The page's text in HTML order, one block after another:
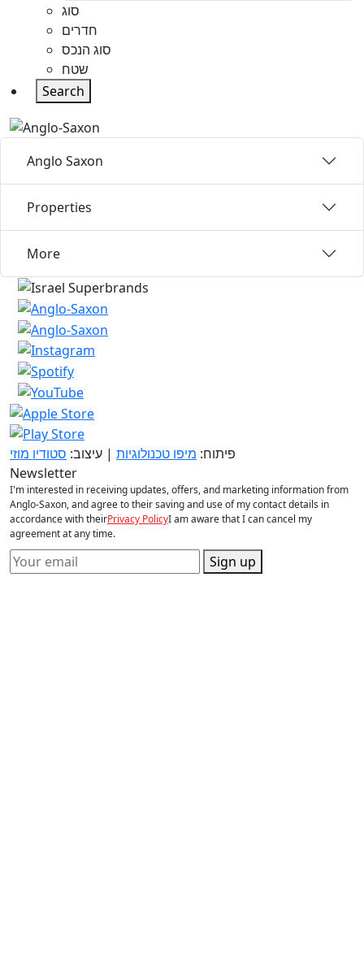
סוג
חדרים
סוג הנכס
שטח
Search
Anglo Saxon
Properties
More
פיתוח: מיפו טכנולוגיות | עיצוב: סטודיו מוזי
Newsletter
I'm interested in receiving updates, offers, and marketing information from
Anglo-Saxon, and agree to their saving and use of my contact details in
accordance with theirPrivacy PolicyI am aware that I can cancel my
agreement at any time.
Sign up